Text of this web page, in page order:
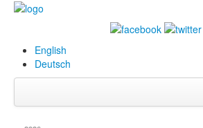
English
Deutsch